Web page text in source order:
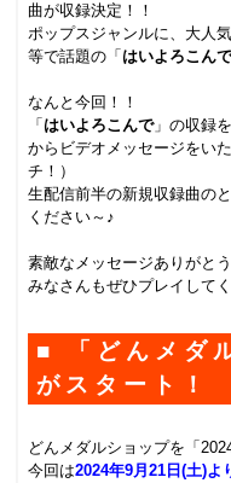
曲が収録決定！！
ポップスジャンルに、大人
等で話題の「 はいよろこん
なんと今回！！
「 はいよろこんで」の収録
からビデオメッセージをい
チ！）
生配信前半の新規収録曲の
ください～♪
素敵なメッセージありがと
みなさんもぜひプレイして
■ 「どんメダ
がスタート！
どんメダルショップを「
今回は2024年9月21日(土)よ